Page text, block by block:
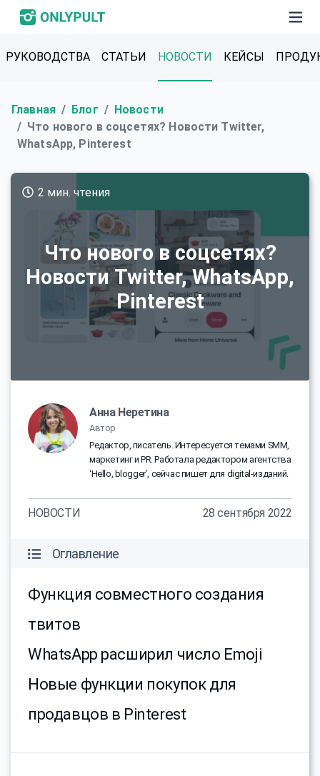
РУКОВОДСТВА СТАТЬИ НОВОСТИ КЕЙСЫ
Главная Блог
Новости
Что нового в соцсетях? Новости Twitter,
WhatsApp, Pinterest
Что нового в соцсетях?
Новости Twitter, WhatsApp,
Pinterest
2 мин. чтения
Анна Неретина
Автор
Редактор, писатель. Интересуется темами SMM,
маркетинг и PR. Работала редактором агентства
‘Hello, blogger’, сейчас пишет для digital-изданий.
НОВОСТИ 28 сентября 2022
Оглавление
Функция совместного создания
твитов
WhatsApp расширил число Emoji
Новые функции покупок для
продавцов в Pinterest